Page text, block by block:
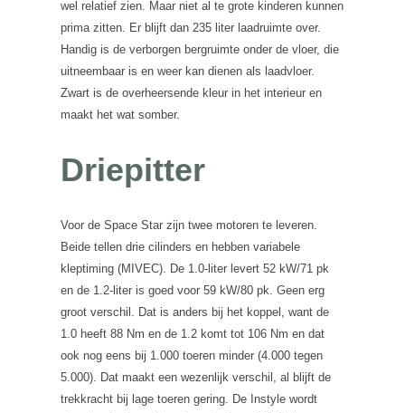
wel relatief zien. Maar niet al te grote kinderen kunnen
prima zitten. Er blijft dan 235 liter laadruimte over.
Handig is de verborgen bergruimte onder de vloer, die
uitneembaar is en weer kan dienen als laadvloer.
Zwart is de overheersende kleur in het interieur en
maakt het wat somber.
Driepitter
Voor de Space Star zijn twee motoren te leveren.
Beide tellen drie cilinders en hebben variabele
kleptiming (MIVEC). De 1.0-liter levert 52 kW/71 pk
en de 1.2-liter is goed voor 59 kW/80 pk. Geen erg
groot verschil. Dat is anders bij het koppel, want de
1.0 heeft 88 Nm en de 1.2 komt tot 106 Nm en dat
ook nog eens bij 1.000 toeren minder (4.000 tegen
5.000). Dat maakt een wezenlijk verschil, al blijft de
trekkracht bij lage toeren gering. De Instyle wordt